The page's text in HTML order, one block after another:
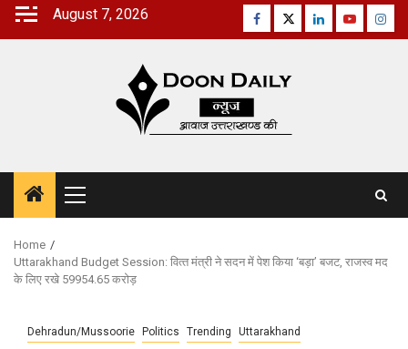
Skip
August 7, 2026 Facebook
TwitterLinkedinYoutube
Primary
Menu
Home
Uttarakhand Budget Session: वित्‍त मंत्री ने सदन में पेश किया ‘बड़ा’ बजट, राजस्व मद
के लिए रखे 59954.65 करोड़
Dehradun/Mussoorie Politics Trending Uttarakhand